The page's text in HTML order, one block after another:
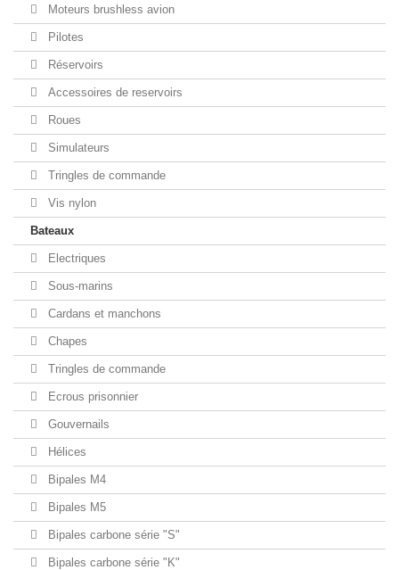
Moteurs brushless avion
Pilotes
Réservoirs
Accessoires de reservoirs
Roues
Simulateurs
Tringles de commande
Vis nylon
Bateaux
Electriques
Sous-marins
Cardans et manchons
Chapes
Tringles de commande
Ecrous prisonnier
Gouvernails
Hélices
Bipales M4
Bipales M5
Bipales carbone série "S"
Bipales carbone série "K"